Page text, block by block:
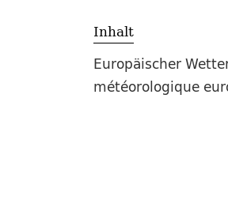
Inhalt
Europäischer
météorologique